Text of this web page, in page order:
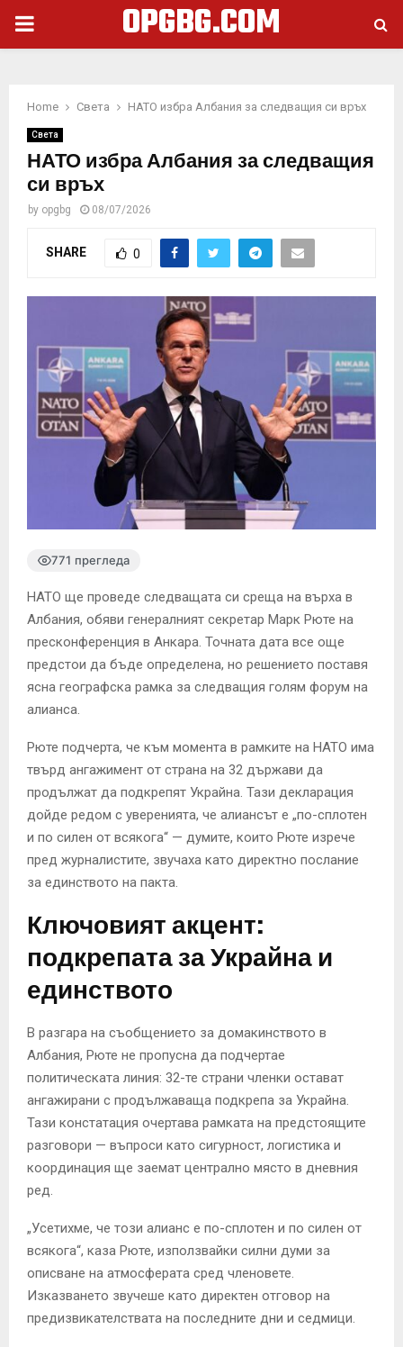
PRIMARY
OPGBG.COM
Home Света НАТО избра Албания за следващия си връх
Света
НАТО избра Албания за следващия
си връх
by opgbg 08/07/2026
SHARE 0
771 прегледа
НАТО ще проведе следващата си среща на върха в
Албания, обяви генералният секретар Марк Рюте на
пресконференция в Анкара. Точната дата все още
предстои да бъде определена, но решението поставя
ясна географска рамка за следващия голям форум на
алианса.
Рюте подчерта, че към момента в рамките на НАТО има
твърд ангажимент от страна на 32 държави да
продължат да подкрепят Украйна. Тази декларация
дойде редом с уверенията, че алиансът е „по-сплотен
и по силен от всякога“ — думите, които Рюте изрече
пред журналистите, звучаха като директно послание
за единството на пакта.
Ключовият акцент:
подкрепата за Украйна и
единството
В разгара на съобщението за домакинството в
Албания, Рюте не пропусна да подчертае
политическата линия: 32-те страни членки остават
ангажирани с продължаваща подкрепа за Украйна.
Тази констатация очертава рамката на предстоящите
разговори — въпроси като сигурност, логистика и
координация ще заемат централно място в дневния
ред.
„Усетихме, че този алианс е по-сплотен и по силен от
всякога“, каза Рюте, използвайки силни думи за
описване на атмосферата сред членовете.
Изказването звучеше като директен отговор на
предизвикателствата на последните дни и седмици.